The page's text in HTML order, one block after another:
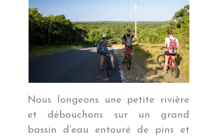
Nous longeons une petite rivière
et débouchons sur un grand
bassin d’eau entouré de pins et